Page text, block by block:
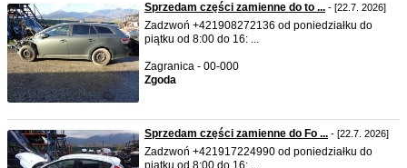
Sprzedam części zamienne do to ... - [22.7. 2026]
Zadzwoń +421908272136 od poniedziałku do
piątku od 8:00 do 16: ...
Zagranica - 00-000
Zgoda
Sprzedam części zamienne do Fo ... - [22.7. 2026]
Zadzwoń +421917224990 od poniedziałku do
piątku od 8:00 do 16: ...